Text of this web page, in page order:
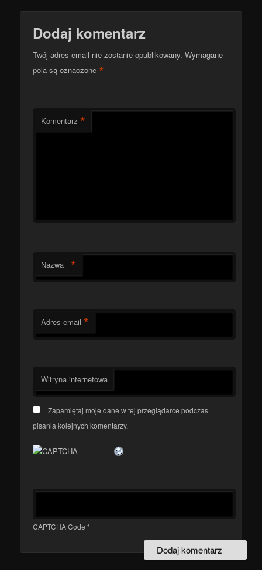
Dodaj komentarz
Twój adres email nie zostanie opublikowany. Wymagane
pola są oznaczone*
Komentarz *
Nazwa *
Adres email *
Witryna internetowa
Zapamiętaj moje dane w tej przeglądarce podczas
pisania kolejnych komentarzy.
CAPTCHA Code *